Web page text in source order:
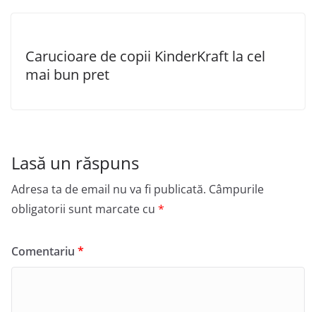
Carucioare de copii KinderKraft la cel
mai bun pret
Lasă un răspuns
Adresa ta de email nu va fi publicată. Câmpurile
obligatorii sunt marcate cu *
Comentariu *